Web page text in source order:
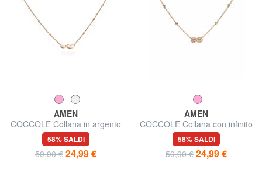
AMEN
COCCOLE Collana in argento
con cuoricini e sfere
58% SALDI
59,90 € 24,99 €
AMEN
COCCOLE Collana con infinito
e sfere
58% SALDI
59,90 € 24,99 €